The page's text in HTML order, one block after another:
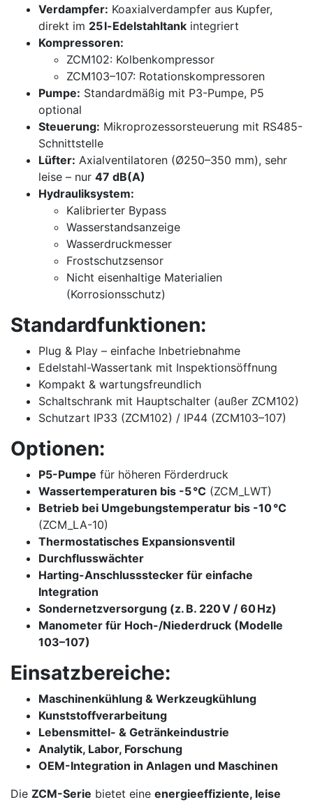
Verdampfer: Koaxialverdampfer aus Kupfer,
direkt im 25 l-Edelstahltank integriert
Kompressoren:
ZCM102: Kolbenkompressor
ZCM103–107: Rotationskompressoren
Pumpe: Standardmäßig mit P3-Pumpe, P5
optional
Steuerung: Mikroprozessorsteuerung mit RS485-
Schnittstelle
Lüfter: Axialventilatoren (Ø250–350 mm), sehr
leise – nur 47 dB(A)
Hydrauliksystem:
Kalibrierter Bypass
Wasserstandsanzeige
Wasserdruckmesser
Frostschutzsensor
Nicht eisenhaltige Materialien
(Korrosionsschutz)
Standardfunktionen:
Plug & Play – einfache Inbetriebnahme
Edelstahl-Wassertank mit Inspektionsöffnung
Kompakt & wartungsfreundlich
Schaltschrank mit Hauptschalter (außer ZCM102)
Schutzart IP33 (ZCM102) / IP44 (ZCM103–107)
Optionen:
P5-Pumpe für höheren Förderdruck
Wassertemperaturen bis -5 °C (ZCM_LWT)
Betrieb bei Umgebungstemperatur bis -10 °C
(ZCM_LA-10)
Thermostatisches Expansionsventil
Durchflusswächter
Harting-Anschlussstecker für einfache
Integration
Sondernetzversorgung (z. B. 220 V / 60 Hz)
Manometer für Hoch-/Niederdruck (Modelle
103–107)
Einsatzbereiche:
Maschinenkühlung & Werkzeugkühlung
Kunststoffverarbeitung
Lebensmittel- & Getränkeindustrie
Analytik, Labor, Forschung
OEM-Integration in Anlagen und Maschinen
Die ZCM-Serie bietet eine energieeffiziente, leise